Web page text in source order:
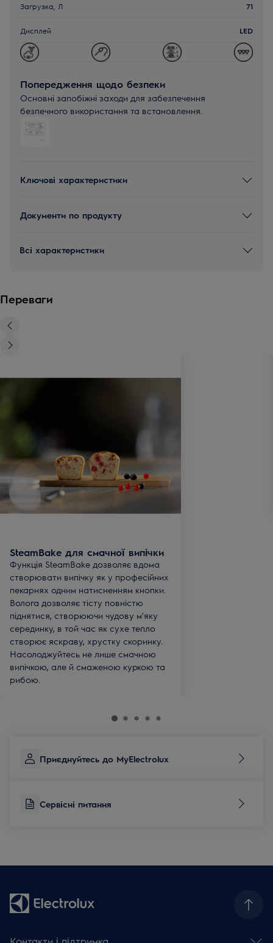
Загрузка, Л 71
Дисплей LED
Попередження щодо безпеки
Основні запобіжні заходи для забезпечення
безпечного використання та встановлення.
Ключові характеристики
Документи по продукту
Всі характеристики
Переваги
SteamBake для смачної випічки
Функція SteamBake дозволяє вдома
створювати випічку як у професійних
пекарнях одним натисненням кнопки.
Волога дозволяє тісту повністю
піднятися, створюючи чудову м'яку
серединку, в той час як сухе тепло
створює яскраву, хрустку скоринку.
Насолоджуйтесь не лише смачною
випічкою, але й смаженою куркою та
рибою.
Приєднуйтесь до MyElectrolux
Сервісні питання